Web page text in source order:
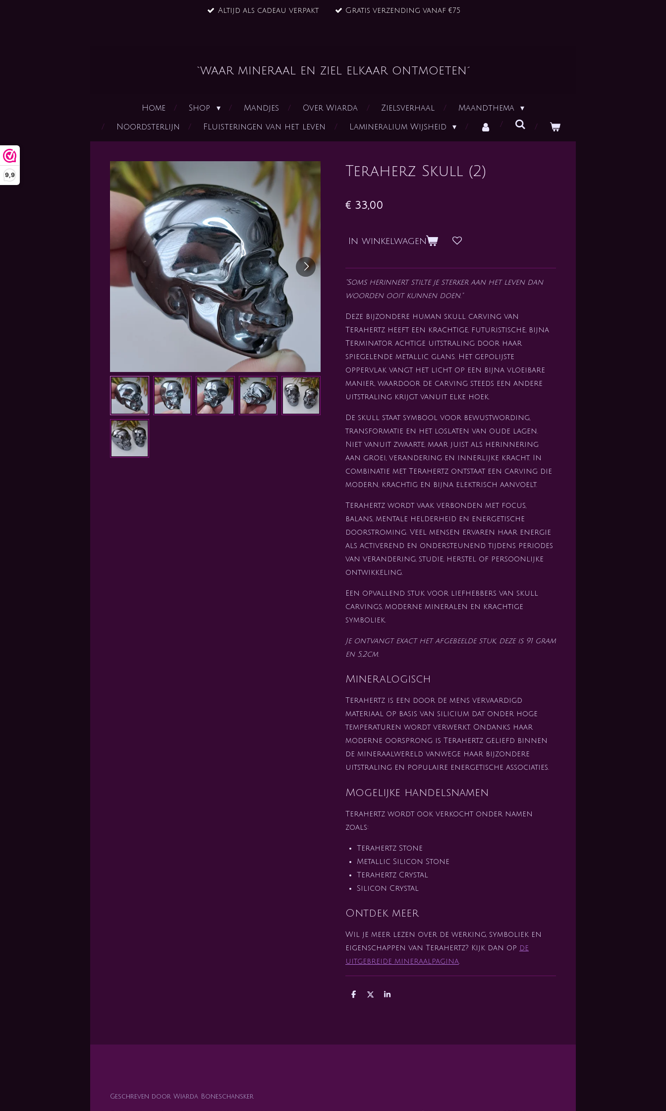
9,9
Altijd als cadeau verpakt Gratis verzending vanaf €75
`waar mineraal en ziel elkaar ontmoeten´
Home Shop Mandjes Over Wiarda Zielsverhaal Maandthema
Noordsterlijn Fluisteringen van het leven Lamineralium Wijsheid
Teraherz Skull (2)
€ 33,00
In winkelwagen
"Soms herinnert stilte je sterker aan het leven dan
woorden ooit kunnen doen."
Deze bijzondere human skull carving van
Terahertz heeft een krachtige, futuristische, bijna
Terminator achtige uitstraling door haar
spiegelende metallic glans. Het gepolijste
oppervlak vangt het licht op een bijna vloeibare
manier, waardoor de carving steeds een andere
uitstraling krijgt vanuit elke hoek.
De skull staat symbool voor bewustwording,
transformatie en het loslaten van oude lagen.
Niet vanuit zwaarte, maar juist als herinnering
aan groei, verandering en innerlijke kracht. In
combinatie met Terahertz ontstaat een carving die
modern, krachtig en bijna elektrisch aanvoelt.
Terahertz wordt vaak verbonden met focus,
balans, mentale helderheid en energetische
doorstroming. Veel mensen ervaren haar energie
als activerend en ondersteunend tijdens periodes
van verandering, studie, herstel of persoonlijke
ontwikkeling.
Een opvallend stuk voor liefhebbers van skull
carvings, moderne mineralen en krachtige
symboliek.
Je ontvangt exact het afgebeelde stuk, deze is 91 gram
en 5,2cm.
Mineralogisch
Terahertz is een door de mens vervaardigd
materiaal op basis van silicium dat onder hoge
temperaturen wordt verwerkt. Ondanks haar
moderne oorsprong is Terahertz geliefd binnen
de mineraalwereld vanwege haar bijzondere
uitstraling en populaire energetische associaties.
Mogelijke handelsnamen
Terahertz wordt ook verkocht onder namen
zoals:
Terahertz Stone
Metallic Silicon Stone
Terahertz Crystal
Silicon Crystal
Ontdek meer
Wil je meer lezen over de werking, symboliek en
eigenschappen van Terahertz? Kijk dan op de
uitgebreide mineraalpagina.
D
D
S
Geschreven door Wiarda Boneschansker